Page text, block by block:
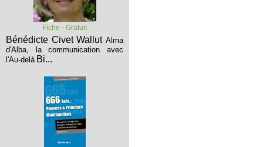
Fiche - Gratuit
Bénédicte Civet Wallut Alma
d'Alba, la communication avec
l'Au-delà Bi...